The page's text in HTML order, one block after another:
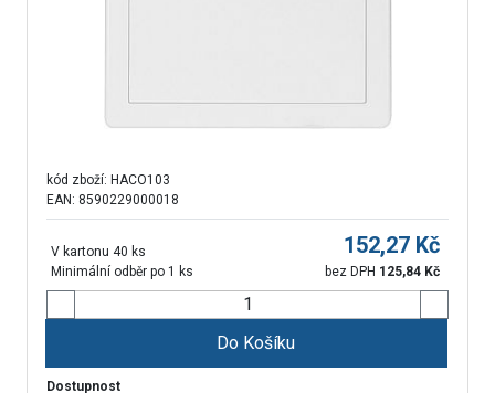
kód zboží: HACO103
EAN: 8590229000018
V kartonu 40 ks
Minimální odběr po 1 ks
152,27 Kč
bez DPH 125,84 Kč
Do Košíku
Dostupnost